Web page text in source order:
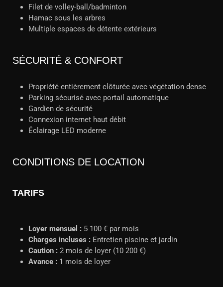
Filet de volley-ball/badminton
Hamac sous les arbres
Multiple espaces de détente extérieurs
SÉCURITÉ & CONFORT
Propriété entièrement clôturée avec végétation dense
Parking sécurisé avec portail automatique
Gardien de sécurité
Connexion internet haut débit
Éclairage LED moderne
CONDITIONS DE LOCATION
TARIFS
Loyer mensuel : 5 100 € par mois
Charges incluses : Entretien piscine et jardin
Caution : 2 mois de loyer (10 200 €)
Avance : 1 mois de loyer